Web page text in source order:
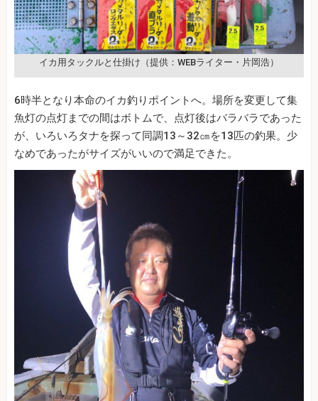
イカ用タックルと仕掛け（提供：WEBライター・片岡浩）
6時半となり本命のイカ釣りポイントへ。場所を変更して集
魚灯の点灯までの間はボトムで、点灯後はバラバラであった
が、いろいろタナを探って同調13～32㎝を13匹の釣果。少
なめであったがサイズがいいので満足できた。